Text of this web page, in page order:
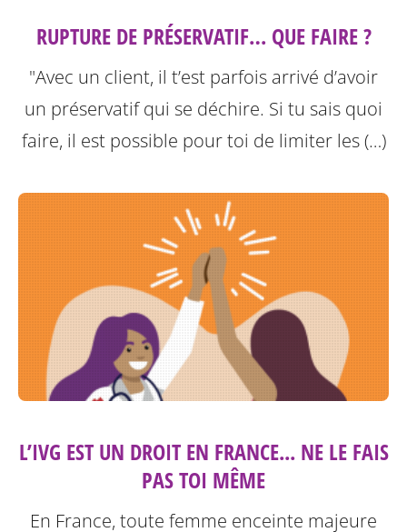
RUPTURE DE PRÉSERVATIF… QUE FAIRE ?
"Avec un client, il t’est parfois arrivé d’avoir
un préservatif qui se déchire. Si tu sais quoi
faire, il est possible pour toi de limiter les (…)
L’IVG EST UN DROIT EN FRANCE... NE LE FAIS
PAS TOI MÊME
En France, toute femme enceinte majeure